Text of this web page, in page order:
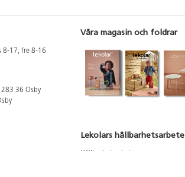
8-17, fre 8-16
283 36 Osby
Våra magasin och foldrar
Lekolars hållbarhetsarbete